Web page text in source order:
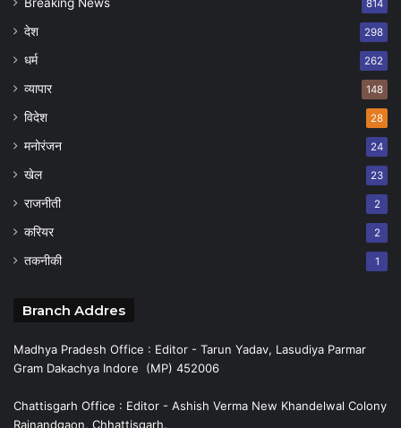
814
देश 298
धर्म 262
व्यापार 148
विदेश 28
मनोरंजन 24
खेल 23
राजनीती 2
करियर 2
तकनीकी 1
Branch Addres
Madhya Pradesh Office : Editor - Tarun Yadav, Lasudiya Parmar
Gram Dakachya Indore (MP) 452006
Chattisgarh Office : Editor - Ashish Verma New Khandelwal Colony
Rajnandgaon, Chhattisgarh.